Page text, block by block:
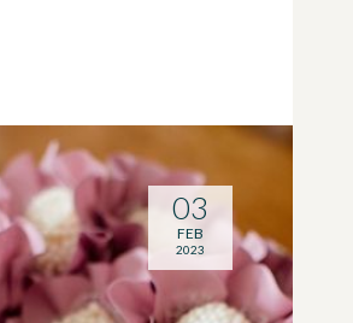
03
FEB
2023